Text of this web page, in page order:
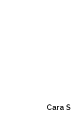
Cara